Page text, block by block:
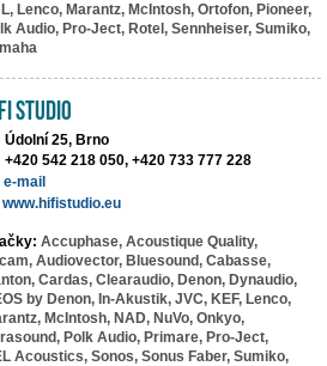
Lenco, Marantz, McIntosh, Ortofon, Pioneer,
Audio, Pro-Ject, Rotel, Sennheiser, Sumiko,
Studio
Údolní 25, Brno
+420 542 218 050, +420 733 777 228
e-mail
www.hifistudio.eu
Accuphase, Acoustique Quality,
Audiovector, Bluesound, Cabasse,
Cardas, Clearaudio, Denon, Dynaudio,
by Denon, In-Akustik, JVC, KEF, Lenco,
McIntosh, NAD, NuVo, Onkyo,
Polk Audio, Primare, Pro-Ject,
Acoustics, Sonos, Sonus Faber, Sumiko,